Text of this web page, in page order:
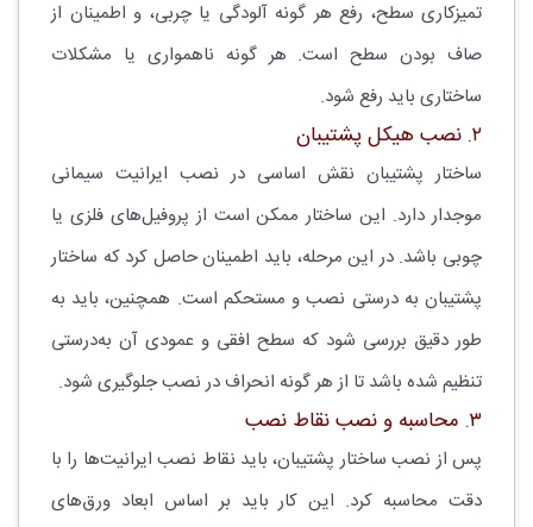
تمیزکاری سطح، رفع هر گونه آلودگی یا چربی، و اطمینان از
صاف بودن سطح است. هر گونه ناهمواری یا مشکلات
ساختاری باید رفع شود.
۲. نصب هیکل پشتیبان
ساختار پشتیبان نقش اساسی در نصب ایرانیت سیمانی
موجدار دارد. این ساختار ممکن است از پروفیل‌های فلزی یا
چوبی باشد. در این مرحله، باید اطمینان حاصل کرد که ساختار
پشتیبان به درستی نصب و مستحکم است. همچنین، باید به
طور دقیق بررسی شود که سطح افقی و عمودی آن به‌درستی
تنظیم شده باشد تا از هر گونه انحراف در نصب جلوگیری شود.
۳. محاسبه و نصب نقاط نصب
پس از نصب ساختار پشتیبان، باید نقاط نصب ایرانیت‌ها را با
دقت محاسبه کرد. این کار باید بر اساس ابعاد ورق‌های